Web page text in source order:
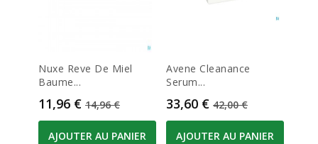
Nuxe Reve De Miel
Baume...
Prix
11,96 € Prix de base
14,96 €
AJOUTER AU PANIER
Avene Cleanance
Serum...
Prix
33,60 € Prix de base
42,00 €
AJOUTER AU PANIER